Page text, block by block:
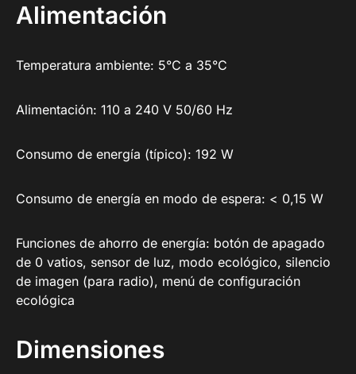
Alimentación
Temperatura ambiente: 5°C a 35°C
Alimentación: 110 a 240 V 50/60 Hz
Consumo de energía (típico): 192 W
Consumo de energía en modo de espera: < 0,15 W
Funciones de ahorro de energía: botón de apagado
de 0 vatios, sensor de luz, modo ecológico, silencio
de imagen (para radio), menú de configuración
ecológica
Dimensiones